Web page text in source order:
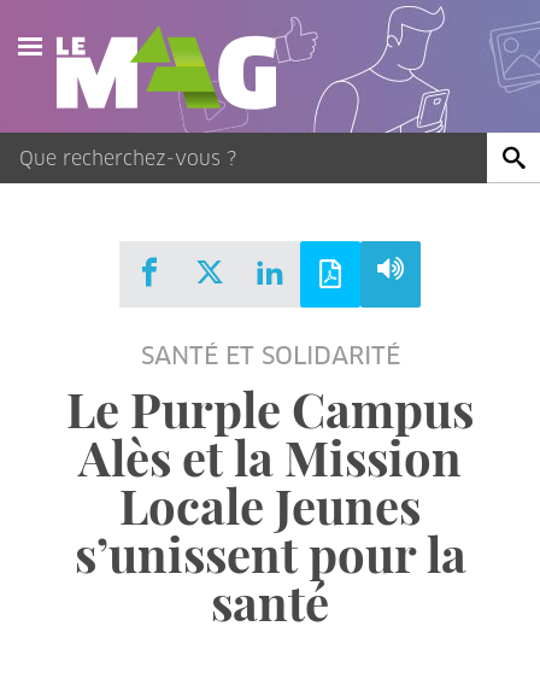
Actualités
Agenda
Publications
SANTÉ ET SOLIDARITÉ
Le Purple Campus
Alès et la Mission
Locale Jeunes
s’unissent pour la
santé